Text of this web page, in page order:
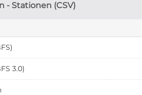
- Stationen (CSV)
3.0)